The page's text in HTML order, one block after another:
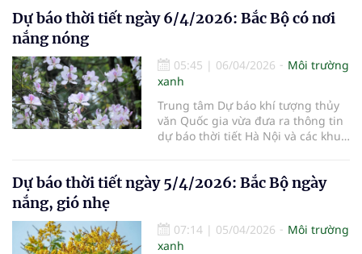
Dự báo thời tiết ngày 6/4/2026: Bắc Bộ có nơi
nắng nóng
05:45 | 06/04/2026
Môi trường
xanh
Trung tâm Dự báo khí tượng thủy
văn Quốc gia vừa đưa ra thông tin
dự báo thời tiết Hà Nội và các khu
Dự báo thời tiết ngày 5/4/2026: Bắc Bộ ngày
nắng, gió nhẹ
07:14 | 05/04/2026
Môi trường
xanh